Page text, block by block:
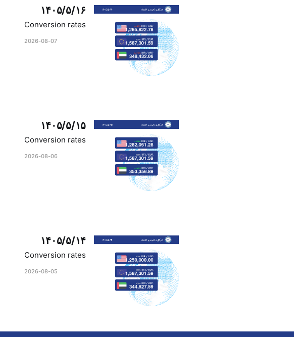
۱۴۰۵/۵/۱۶
Conversion rates
2026-08-07
۱۴۰۵/۵/۱۵
Conversion rates
2026-08-06
۱۴۰۵/۵/۱۴
Conversion rates
2026-08-05